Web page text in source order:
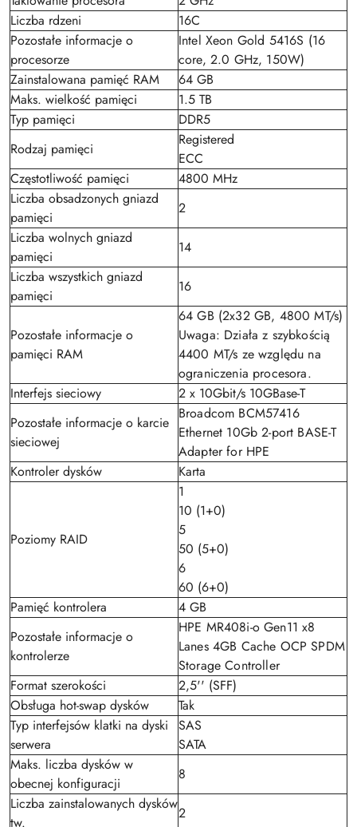
Liczba rdzeni
16C
Pozostałe informacje o
procesorze
Intel Xeon Gold 5416S (16
core, 2.0 GHz, 150W)
Zainstalowana pamięć RAM
64 GB
Maks. wielkość pamięci
1.5 TB
Typ pamięci
DDR5
Rodzaj pamięci
Registered
ECC
Częstotliwość pamięci
4800 MHz
Liczba obsadzonych gniazd
pamięci
2
Liczba wolnych gniazd
pamięci
14
Liczba wszystkich gniazd
pamięci
16
Pozostałe informacje o
pamięci RAM
64 GB (2x32 GB, 4800 MT/s)
Uwaga: Działa z szybkością
4400 MT/s ze względu na
ograniczenia procesora.
Interfejs sieciowy
2 x 10Gbit/s 10GBase-T
Pozostałe informacje o karcie
sieciowej
Broadcom BCM57416
Ethernet 10Gb 2-port BASE-T
Adapter for HPE
Kontroler dysków
Karta
Poziomy RAID
1
10 (1+0)
5
50 (5+0)
6
60 (6+0)
Pamięć kontrolera
4 GB
Pozostałe informacje o
kontrolerze
HPE MR408i-o Gen11 x8
Lanes 4GB Cache OCP SPDM
Storage Controller
Format szerokości
2,5'' (SFF)
Obsługa hot-swap dysków
Tak
Typ interfejsów klatki na dyski
serwera
SAS
SATA
Maks. liczba dysków w
obecnej konfiguracji
8
Liczba zainstalowanych dysków
tw.
2